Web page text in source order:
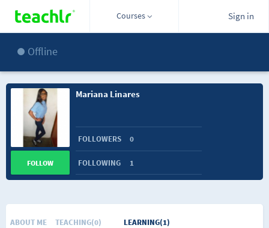
Courses Sign in
Offline
Mariana Linares
FOLLOWERS 0
FOLLOWING 1
FOLLOW
ABOUT ME TEACHING(0) LEARNING(1)